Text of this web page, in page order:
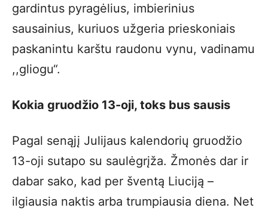
gardintus pyragėlius, imbierinius
sausainius, kuriuos užgeria prieskoniais
paskanintu karštu raudonu vynu, vadinamu
,,gliogu“.
Kokia gruodžio 13-oji, toks bus sausis
Pagal senąjį Julijaus kalendorių gruodžio
13-oji sutapo su saulėgrįža. Žmonės dar ir
dabar sako, kad per šventą Liuciją –
ilgiausia naktis arba trumpiausia diena. Net